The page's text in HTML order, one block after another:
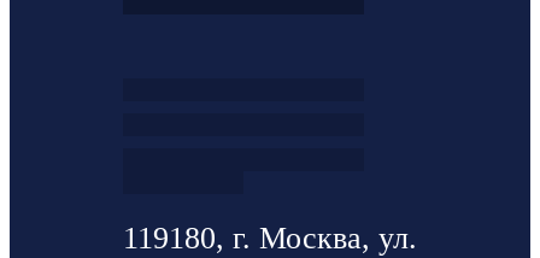
119180, г. Москва, ул.